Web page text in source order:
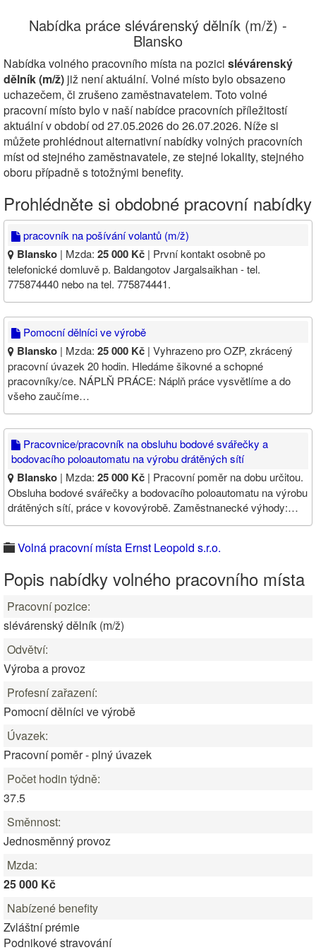
Nabídka práce slévárenský dělník (m/ž) -
Blansko
Nabídka volného pracovního místa na pozici slévárenský
dělník (m/ž) již není aktuální. Volné místo bylo obsazeno
uchazečem, či zrušeno zaměstnavatelem. Toto volné
pracovní místo bylo v naší nabídce pracovních příležitostí
aktuální v období od 27.05.2026 do 26.07.2026. Níže si
můžete prohlédnout alternativní nabídky volných pracovních
míst od stejného zaměstnavatele, ze stejné lokality, stejného
oboru případně s totožnými benefity.
Prohlédněte si obdobné pracovní nabídky
pracovník na pošívání volantů (m/ž)
Blansko | Mzda: 25 000 Kč | První kontakt osobně po
telefonické domluvě p. Baldangotov Jargalsaikhan - tel.
775874440 nebo na tel. 775874441.
Pomocní dělníci ve výrobě
Blansko | Mzda: 25 000 Kč | Vyhrazeno pro OZP, zkrácený
pracovní úvazek 20 hodin. Hledáme šikovné a schopné
pracovníky/ce. NÁPLŇ PRÁCE: Náplň práce vysvětlíme a do
všeho zaučíme…
Pracovnice/pracovník na obsluhu bodové svářečky a
bodovacího poloautomatu na výrobu drátěných sítí
Blansko | Mzda: 25 000 Kč | Pracovní poměr na dobu určitou.
Obsluha bodové svářečky a bodovacího poloautomatu na výrobu
drátěných sítí, práce v kovovýrobě. Zaměstnanecké výhody:…
Volná pracovní místa Ernst Leopold s.r.o.
Popis nabídky volného pracovního místa
Pracovní pozice:
slévárenský dělník (m/ž)
Odvětví:
Výroba a provoz
Profesní zařazení:
Pomocní dělníci ve výrobě
Úvazek:
Pracovní poměr - plný úvazek
Počet hodin týdně:
37.5
Směnnost:
Jednosměnný provoz
Mzda:
25 000 Kč
Nabízené benefity
Zvláštní prémie
Podnikové stravování